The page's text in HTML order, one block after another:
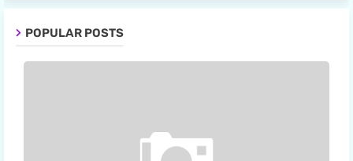
POPULAR POSTS